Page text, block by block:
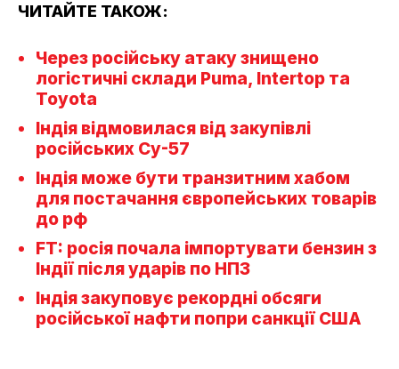
ЧИТАЙТЕ ТАКОЖ:
Через російську атаку знищено
логістичні склади Puma, Intertop та
Toyota
Індія відмовилася від закупівлі
російських Су-57
Індія може бути транзитним хабом
для постачання європейських товарів
до рф
FT: росія почала імпортувати бензин з
Індії після ударів по НПЗ
Індія закуповує рекордні обсяги
російської нафти попри санкції США